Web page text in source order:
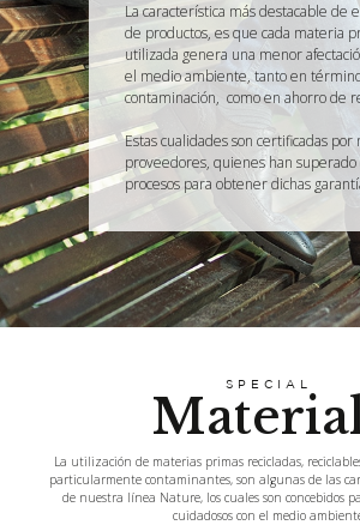
La característica más destacable de
de productos, es que cada materia
utilizada genera una menor
el medio ambiente, tanto en
contaminación, como en ahorro de
Estas cualidades son certificadas por
proveedores, quienes han superado
procesos para obtener dichas
SPECIAL
La utilización de materias primas recicladas,
particularmente contaminantes, son algunas de las
de nuestra línea Nature, los cuales son concebidos
cuidadosos con el medio